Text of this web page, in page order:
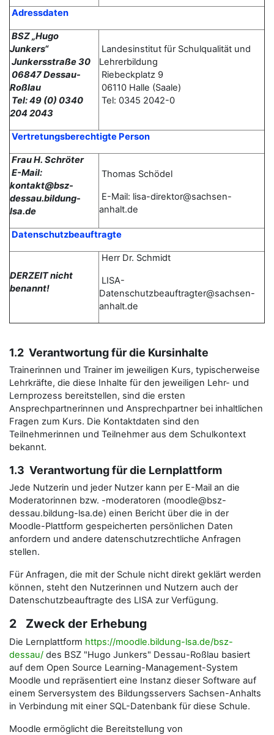
Adressdaten
BSZ „Hugo
Junkers“
Junkersstraße 30
06847 Dessau-
Roßlau
Tel: 49 (0) 0340
204 2043
Landesinstitut für Schulqualität und
Lehrerbildung
Riebeckplatz 9
06110 Halle (Saale)
Tel: 0345 2042-0
Vertretungsberechtigte Person
Frau H. Schröter
E-Mail:
kontakt@bsz-
dessau.bildung-
lsa.de
Thomas Schödel
E-Mail: lisa-direktor@sachsen-
anhalt.de
Datenschutzbeauftragte
DERZEIT nicht
benannt!
Herr Dr. Schmidt
LISA-
Datenschutzbeauftragter@sachsen-
anhalt.de
1.2 Verantwortung für die Kursinhalte
Trainerinnen und Trainer im jeweiligen Kurs, typischerweise
Lehrkräfte, die diese Inhalte für den jeweiligen Lehr- und
Lernprozess bereitstellen, sind die ersten
Ansprechpartnerinnen und Ansprechpartner bei inhaltlichen
Fragen zum Kurs. Die Kontaktdaten sind den
Teilnehmerinnen und Teilnehmer aus dem Schulkontext
bekannt.
1.3 Verantwortung für die Lernplattform
Jede Nutzerin und jeder Nutzer kann per E-Mail an die
Moderatorinnen bzw. -moderatoren (moodle@bsz-
dessau.bildung-lsa.de) einen Bericht über die in der
Moodle-Plattform gespeicherten persönlichen Daten
anfordern und andere datenschutzrechtliche Anfragen
stellen.
Für Anfragen, die mit der Schule nicht direkt geklärt werden
können, steht den Nutzerinnen und Nutzern auch der
Datenschutzbeauftragte des LISA zur Verfügung.
2 Zweck der Erhebung
Die Lernplattform https://moodle.bildung-lsa.de/bsz-
dessau/ des BSZ "Hugo Junkers" Dessau-Roßlau basiert
auf dem Open Source Learning-Management-System
Moodle und repräsentiert eine Instanz dieser Software auf
einem Serversystem des Bildungsservers Sachsen-Anhalts
in Verbindung mit einer SQL-Datenbank für diese Schule.
Moodle ermöglicht die Bereitstellung von